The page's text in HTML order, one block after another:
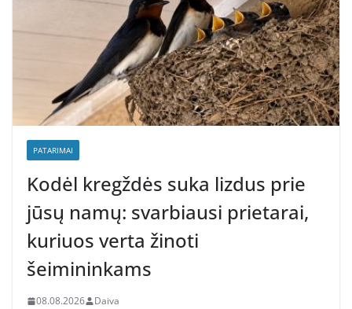
PATARIMAI
Kodėl kregždės suka lizdus prie
jūsų namų: svarbiausi prietarai,
kuriuos verta žinoti
šeimininkams
08.08.2026 Daiva